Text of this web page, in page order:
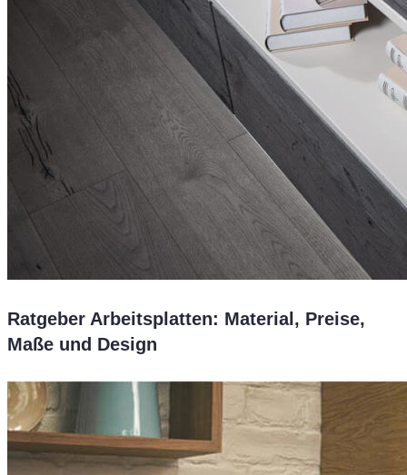
Ratgeber Arbeitsplatten: Material, Preise,
Maße und Design